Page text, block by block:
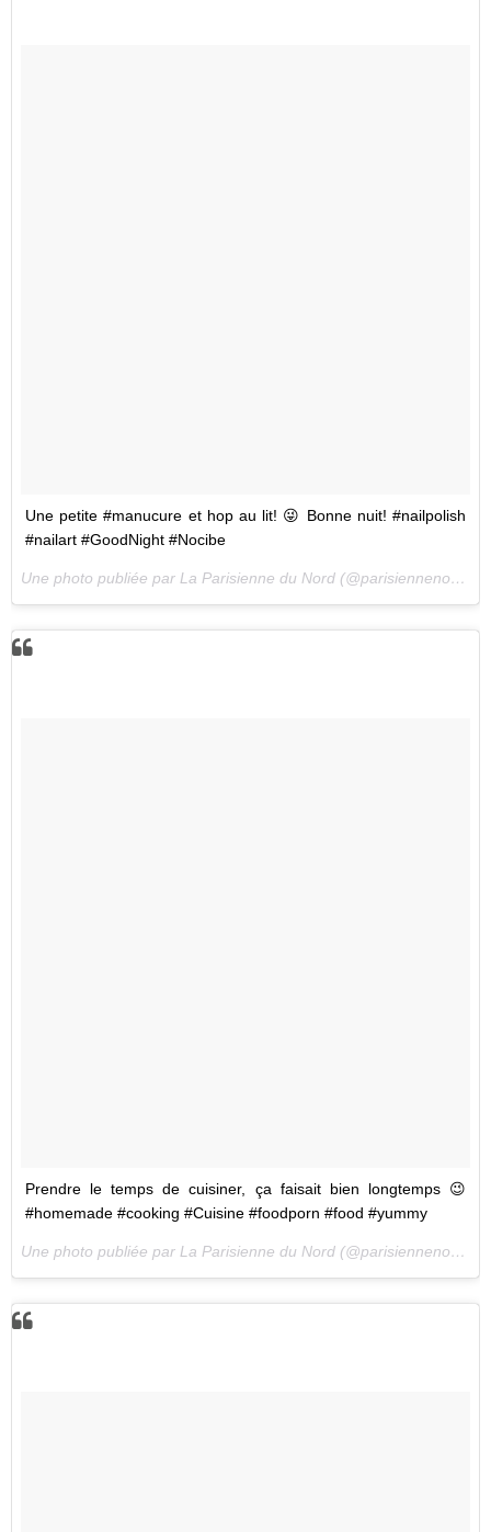
Une petite #manucure et hop au lit! 😜 Bonne nuit! #nailpolish
#nailart #GoodNight #Nocibe
Une photo publiée par La Parisienne du Nord (@parisiennenord) le
Prendre le temps de cuisiner, ça faisait bien longtemps 😉
#homemade #cooking #Cuisine #foodporn #food #yummy
Une photo publiée par La Parisienne du Nord (@parisiennenord) le